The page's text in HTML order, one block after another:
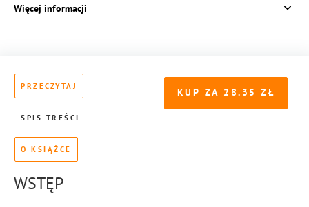
ISBN:
978-83-8440-951-0
Więcej informacji
KUP ZA 28.35
PRZECZYTAJ
SPIS TREŚCI
O KSIĄŻCE
WSTĘP